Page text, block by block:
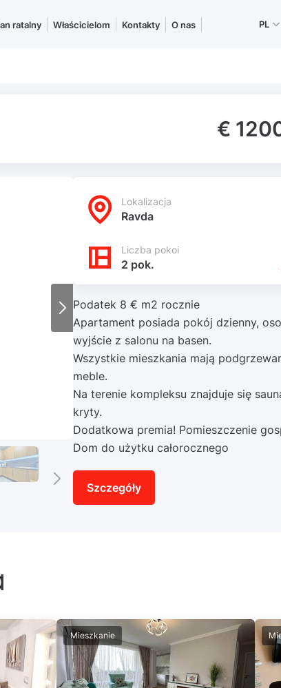
ratalny Właścicielom Kontakty O nas PL
€
Lokalizacja
Ravda
Liczba pokoi
2 pok.
Podatek 8 € m2 rocznie
Apartament posiada pokój dzienny,
wyjście z salonu na basen.
Wszystkie mieszkania mają
meble.
Na terenie kompleksu znajduje się
kryty.
Dodatkowa premia! Pomieszczenie
Dom do użytku całorocznego
Szczegóły
Mieszkanie